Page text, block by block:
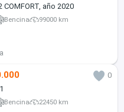
COMFORT, año 2020
Bencina 99000 km
0
Bencina 22450 km